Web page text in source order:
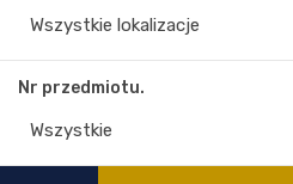
Wszystkie lokalizacje
Nr przedmiotu.